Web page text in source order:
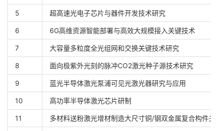
5 超高速光电子芯片与器件开发技术研究
6 6G高维资源智能部署与高效大规模接入关键技术
7 大容量多粒度全光组网和交换关键技术研究
8 面向极紫外光刻的脉冲CO2激光种子源技术研究
9 蓝光半导体激光泵浦可见光激光器研究与应用
10 高功率半导体激光芯片研制
11 多材料送粉激光增材制造大尺寸铜/钢双金属复合构件关